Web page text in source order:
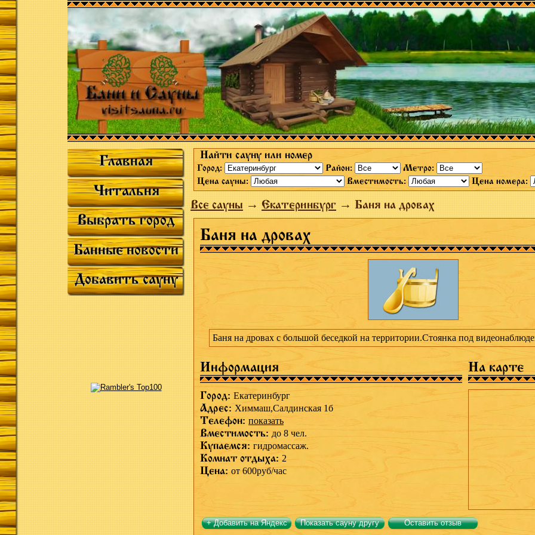
Главная
Читальня
Выбрать город
Банные новости
Добавить сауну
Найти сауну или номер
Город: Район:
Метро:
Цена сауны:
Вместимость: Цена номера:
Все сауны→Екатеринбург→ Баня на дровах
Баня на дровах
Баня на дровах с большой беседкой на территории.Стоянка под
Информация На карте
Город: Екатеринбург
Адрес: Химмаш,Салдинская 1б
Телефон: показать
Вместимость: до 8 чел.
Купаемся: гидромассаж.
Комнат отдыха: 2
Цена: от 600руб/час
+ Добавить на Яндекс Показать сауну другу Оставить отзыв